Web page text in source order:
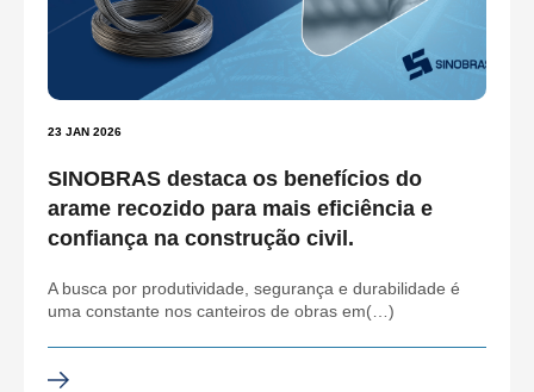
23 JAN 2026
SINOBRAS destaca os benefícios do
arame recozido para mais eficiência e
confiança na construção civil.
A busca por produtividade, segurança e durabilidade é
uma constante nos canteiros de obras em(…)